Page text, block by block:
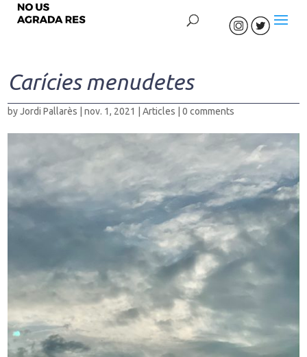
Carícies menudetes
byJordi Pallarès |nov. 1, 2021 |Articles |0 comments